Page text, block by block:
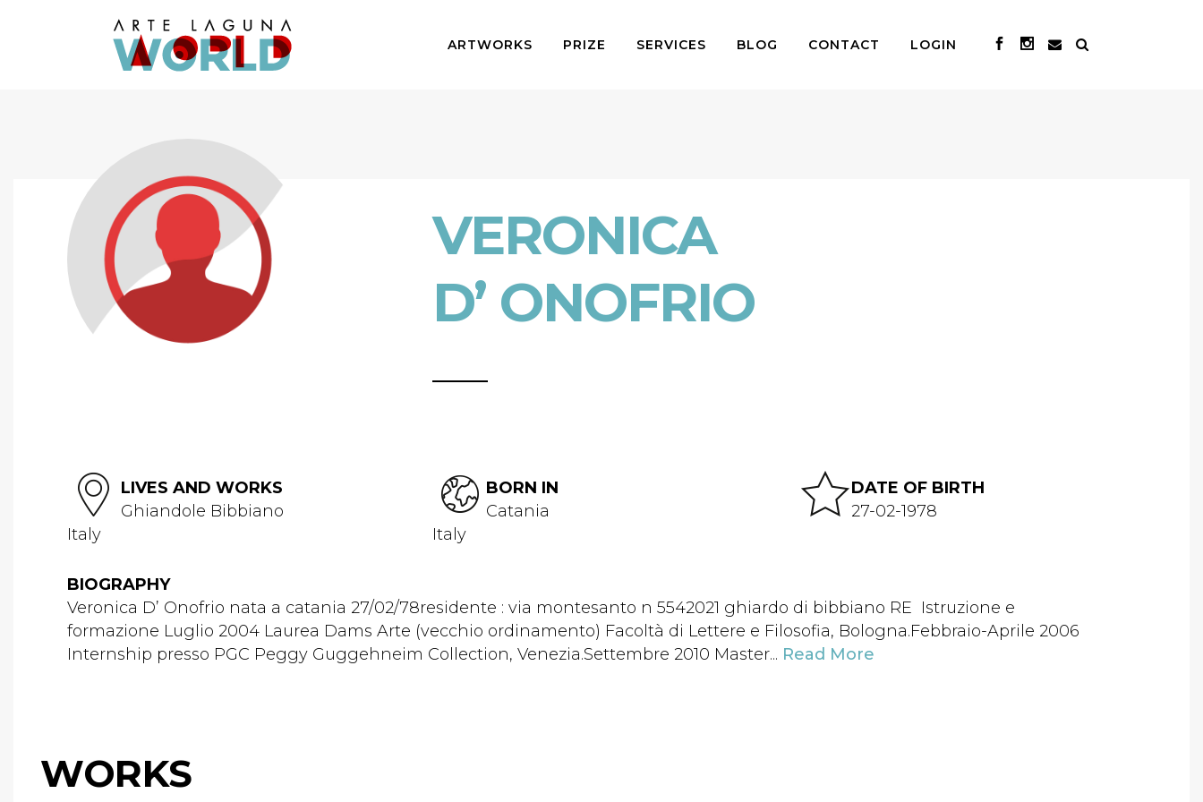
ARTWORKS PRIZE SERVICES BLOG CONTACT LOGIN
VERONICA
D’ ONOFRIO
LIVES AND WORKS
Ghiandole Bibbiano
Italy
BORN IN
Catania
Italy
DATE OF BIRTH
27-02-1978
BIOGRAPHY
Veronica D’ Onofrio nata a catania 27/02/78residente : via montesanto n 5542021 ghiardo di bibbiano RE Istruzione e
formazione Luglio 2004 Laurea Dams Arte (vecchio ordinamento) Facoltà di Lettere e Filosofia, Bologna.Febbraio-Aprile 2006
Internship presso PGC Peggy Guggehneim Collection, Venezia.Settembre 2010 Master... Read More
WORKS